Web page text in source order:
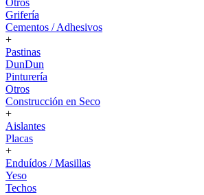
Otros
Grifería
Cementos / Adhesivos
+
Pastinas
DunDun
Pinturería
Otros
Construcción en Seco
+
Aislantes
Placas
+
Enduídos / Masillas
Yeso
Techos